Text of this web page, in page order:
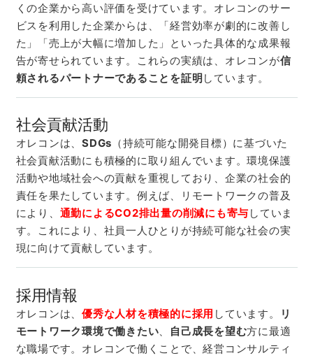
くの企業から高い評価を受けています。オレコンのサー
ビスを利用した企業からは、「経営効率が劇的に改善し
た」「売上が大幅に増加した」といった具体的な成果報
告が寄せられています。これらの実績は、オレコンが信
頼されるパートナーであることを証明 しています。
社会貢献活動
オレコンは、 SDGs （持続可能な開発目標）に基づいた
社会貢献活動にも積極的に取り組んでいます。環境保護
活動や地域社会への貢献を重視しており、企業の社会的
責任を果たしています。例えば、リモートワークの普及
により、 通勤によるCO2排出量の削減にも寄与 していま
す。これにより、社員一人ひとりが持続可能な社会の実
現に向けて貢献しています。
採用情報
オレコンは、 優秀な人材を積極的に採用 しています。
リ
モートワーク環境で働きたい、 自己成長を望む方に最適
な職場です。オレコンで働くことで、経営コンサルティ